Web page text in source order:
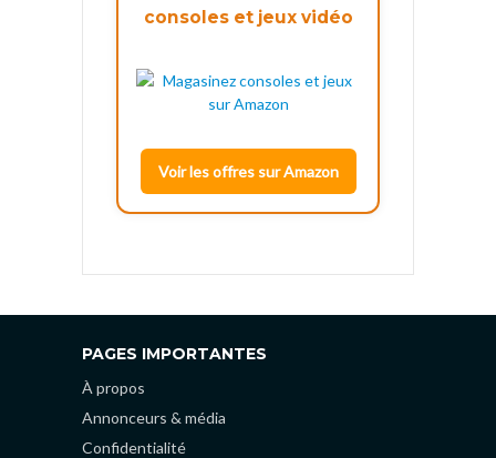
consoles et jeux vidéo
Voir les offres sur Amazon
PAGES IMPORTANTES
À propos
Annonceurs & média
Confidentialité